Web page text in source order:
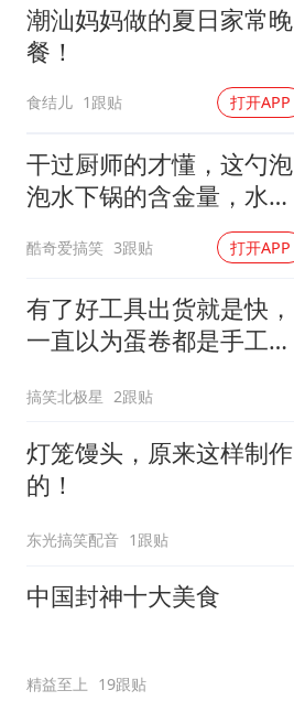
潮汕妈妈做的夏日家常晚
餐！
食结儿 1跟贴 打开APP
干过厨师的才懂，这勺泡
泡水下锅的含金量，水一
酷奇爱搞笑 3跟贴 打开APP
有了好工具出货就是快，
一直以为蛋卷都是手工卷
搞笑北极星 2跟贴
灯笼馒头，原来这样制作
的！
东光搞笑配音 1跟贴
中国封神十大美食
精益至上 19跟贴